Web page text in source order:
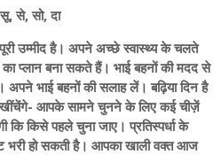
से, सो, दा
उम्मीद है। अपने अच्छे स्वास्थ्य के चलते
बना सकते हैं। भाई बहनों की मदद से
भाई बहनों की सलाह लें। बढ़िया दिन है
आपके सामने चुनने के लिए कई चीज़ें
कि किसे पहले चुना जाए। प्रतिस्पर्धा के
हो सकती है। आपका खाली वक्त आज